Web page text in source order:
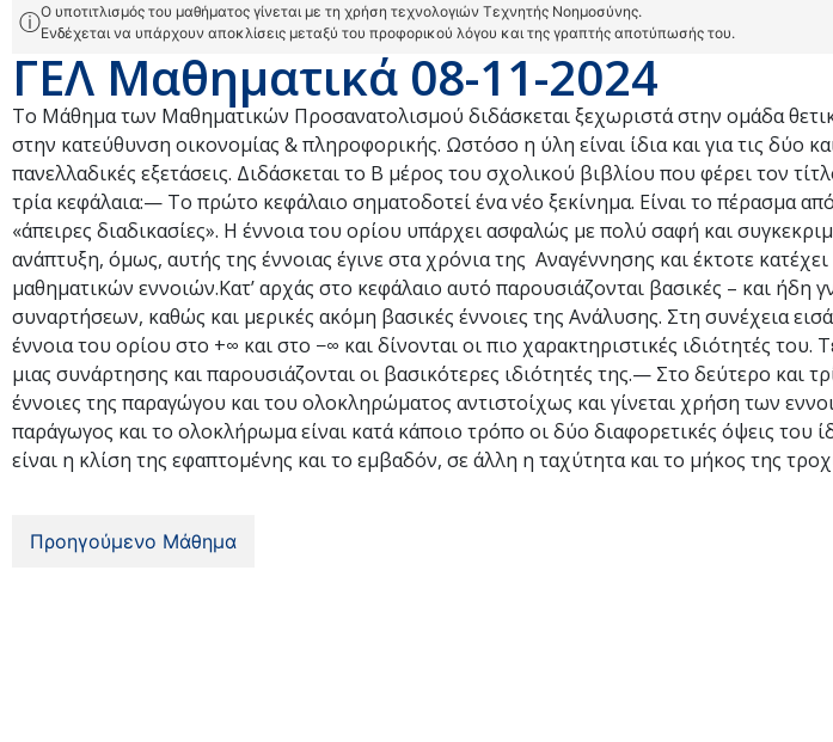
ⓘΟ υποτιτλισμός του μαθήματος γίνεται με τη χρήση τεχνολογιών Τεχνητής Νοημοσύνης.
Ενδέχεται να υπάρχουν αποκλίσεις μεταξύ του προφορικού λόγου και της γραπτής αποτύπωσής του.
ΓΕΛ Μαθηματικά 08-11-2024
Το Μάθημα των Μαθηματικών Προσανατολισμού διδάσκεται ξεχωριστά στην ομάδα
στην κατεύθυνση οικονομίας & πληροφορικής. Ωστόσο η ύλη είναι ίδια και για τις δύο
πανελλαδικές εξετάσεις. Διδάσκεται το Β μέρος του σχολικού βιβλίου που φέρει τον
τρία κεφάλαια:— Το πρώτο κεφάλαιο σηματοδοτεί ένα νέο ξεκίνημα. Είναι το πέρασμα
«άπειρες διαδικασίες». Η έννοια του ορίου υπάρχει ασφαλώς με πολύ σαφή και
ανάπτυξη, όμως, αυτής της έννοιας έγινε στα χρόνια της Αναγέννησης και έκτοτε
μαθηματικών εννοιών.Κατ’ αρχάς στο κεφάλαιο αυτό παρουσιάζονται βασικές – και ήδη
συναρτήσεων, καθώς και μερικές ακόμη βασικές έννοιες της Ανάλυσης. Στη συνέχεια
έννοια του ορίου στο +∞ και στο −∞ και δίνονται οι πιο χαρακτηριστικές ιδιότητές του.
μιας συνάρτησης και παρουσιάζονται οι βασικότερες ιδιότητές της.— Στο δεύτερο και
έννοιες της παραγώγου και του ολοκληρώματος αντιστοίχως και γίνεται χρήση των
παράγωγος και το ολοκλήρωμα είναι κατά κάποιο τρόπο οι δύο διαφορετικές όψεις του
είναι η κλίση της εφαπτομένης και το εμβαδόν, σε άλλη η ταχύτητα και το μήκος της
Προηγούμενο Μάθημα